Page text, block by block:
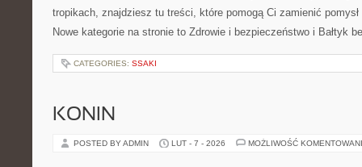
tropikach, znajdziesz tu treści, które pomogą Ci zamienić
Nowe kategorie na stronie to Zdrowie i bezpieczeństwo i Bałtyk
CATEGORIES: SSAKI
KONIN
POSTED BY ADMIN LUT - 7 - 2026 MOŻLIWOŚĆ